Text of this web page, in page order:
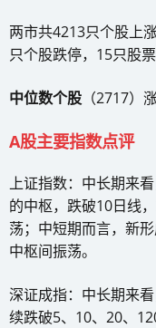
两市共4213只个股上
只个股跌停，15只股
中位数个股 （2717）
A股主要指数点评
上证指数：中长期来
的中枢，跌破10日线
荡；中短期而言，新
中枢间振荡。
深证成指：中长期来
续跌破5、10、20、